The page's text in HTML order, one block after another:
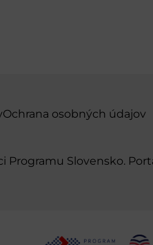
Ochrana osobných údajov
Programu Slovensko.